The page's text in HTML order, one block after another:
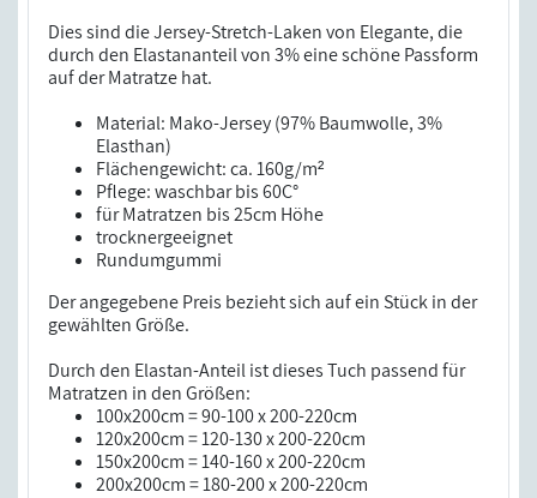
Dies sind die Jersey-Stretch-Laken von Elegante, die
durch den Elastananteil von 3% eine schöne Passform
auf der Matratze hat.
Material: Mako-Jersey (97% Baumwolle, 3%
Elasthan)
Flächengewicht: ca. 160g/m²
Pflege: waschbar bis 60C°
für Matratzen bis 25cm Höhe
trocknergeeignet
Rundumgummi
Der angegebene Preis bezieht sich auf ein Stück in der
gewählten Größe.
Durch den Elastan-Anteil ist dieses Tuch passend für
Matratzen in den Größen:
100x200cm = 90-100 x 200-220cm
120x200cm = 120-130 x 200-220cm
150x200cm = 140-160 x 200-220cm
200x200cm = 180-200 x 200-220cm